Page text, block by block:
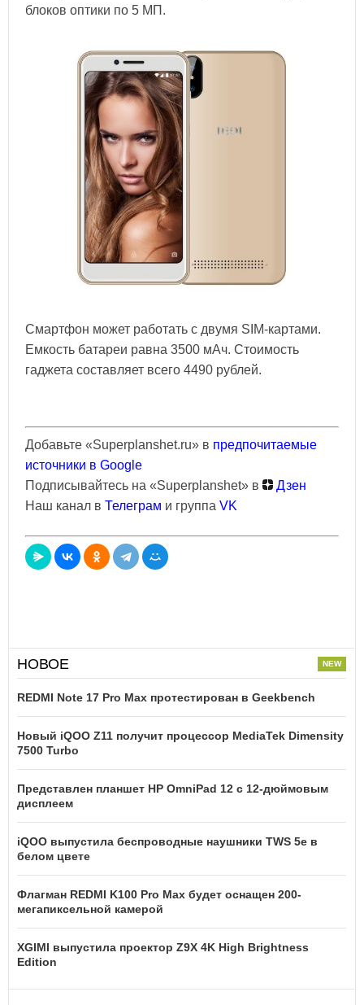
блоков оптики по 5 МП.
Смартфон может работать с двумя SIM-картами.
Емкость батареи равна 3500 мАч. Стоимость
гаджета составляет всего 4490 рублей.
Добавьте «Superplanshet.ru» в предпочитаемые
источники в Google
Подписывайтесь на «Superplanshet» в
Дзен
Наш канал в Телеграм и группа VK
НОВОЕ
REDMI Note 17 Pro Max протестирован в Geekbench
Новый iQOO Z11 получит процессор MediaTek Dimensity
7500 Turbo
Представлен планшет HP OmniPad 12 с 12-дюймовым
дисплеем
iQOO выпустила беспроводные наушники TWS 5e в
белом цвете
Флагман REDMI K100 Pro Max будет оснащен 200-
мегапиксельной камерой
XGIMI выпустила проектор Z9X 4K High Brightness
Edition